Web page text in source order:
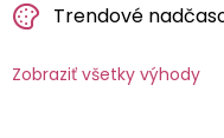
Trendové
Zobraziť všetky výhody